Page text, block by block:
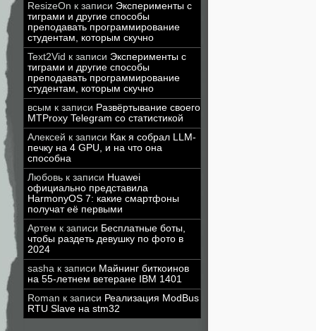
ResizeOn к записи Эксперименты с
тиграми и другие способы
преподавать программирование
студентам, которым скучно
Text2Vid к записи Эксперименты с
тиграми и другие способы
преподавать программирование
студентам, которым скучно
всым к записи Развёртывание своего
MTProxy Telegram со статистикой
Алексей к записи Как я собрал LLM-
печку на 4 GPU, и на что она
способна
Любовь к записи Huawei
официально представила
HarmonyOS 7: какие смартфоны
получат её первыми
Артем к записи Бесплатные боты,
чтобы раздеть девушку по фото в
2024
sasha к записи Майнинг биткоинов
на 55-летнем ветеране IBM 1401
Roman к записи Реализация ModBus
RTU Slave на stm32